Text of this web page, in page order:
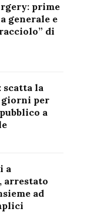
prime
generale e
di
scatta la
giorni per
a
a
arrestato
ad